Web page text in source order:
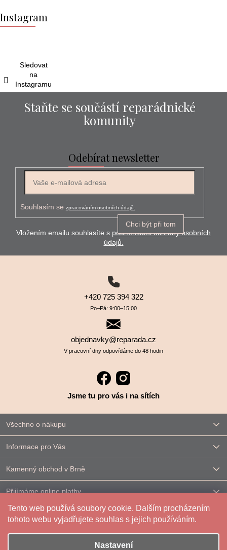
Tento web používá soubory cookie. Dalším procházením
tohoto webu vyjadřujete souhlas s jejich používáním.
Nastavení
á
p
Instagram
Sledovat
na
Instagramu
Staňte se součástí reparádnické
komunity
Odebírat newsletter
Souhlasím se zpracováním osobních údajů.
Chci být při tom
Vložením emailu souhlasíte s podmínkami ochrany osobních
údajů.
+420 725 394 322
Po–⁠⁠⁠⁠⁠⁠Pá: 9:00–⁠⁠⁠⁠⁠⁠15:00
objednavky@reparada.cz
V pracovní dny odpovídáme do 48 hodin
Jsme tu pro vás i na sítích
Všechno o nákupu
Informace pro Vás
Kamenný obchod v Brně
Přijímáme online platby
Kontakt